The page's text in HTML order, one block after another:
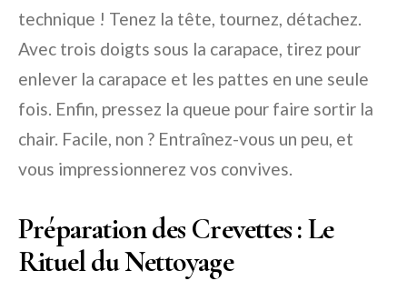
technique ! Tenez la tête, tournez, détachez.
Avec trois doigts sous la carapace, tirez pour
enlever la carapace et les pattes en une seule
fois. Enfin, pressez la queue pour faire sortir la
chair. Facile, non ? Entraînez-vous un peu, et
vous impressionnerez vos convives.
Préparation des Crevettes : Le
Rituel du Nettoyage